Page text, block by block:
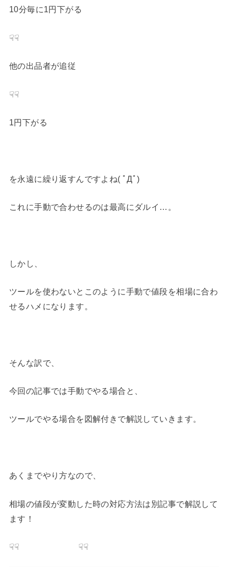
10分毎に1円下がる
☟☟
他の出品者が追従
☟☟
1円下がる
を永遠に繰り返すんですよね( ﾟДﾟ)
これに手動で合わせるのは最高にダルイ…。
しかし、
ツールを使わないとこのように手動で値段を相場に合わ
せるハメになります。
そんな訳で、
今回の記事では手動でやる場合と、
ツールでやる場合を図解付きで解説していきます。
あくまでやり方なので、
相場の値段が変動した時の対応方法は別記事で解説して
ます！
☟☟ ☟☟